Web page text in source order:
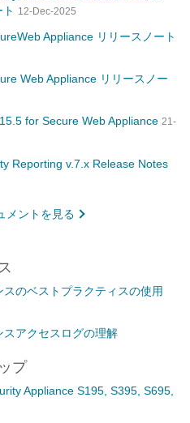
12-Dec-2025
Appliance リリースノート
Web Appliance リリースノー
for Secure Web Appliance 21-
Reporting v.7.x Release Notes
メントを見る
のベストプラクティスの使用
アクセスログの理解
プ
Appliance S195, S395, S695,